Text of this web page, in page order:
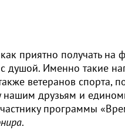
приятно получать на
душой. Именно такие
ветеранов спорта,
нашим друзьям и
программы
.